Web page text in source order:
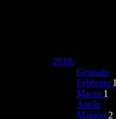
2018
Gennaio
Febbraio 1
Marzo 1
Aprile
Maggio 2